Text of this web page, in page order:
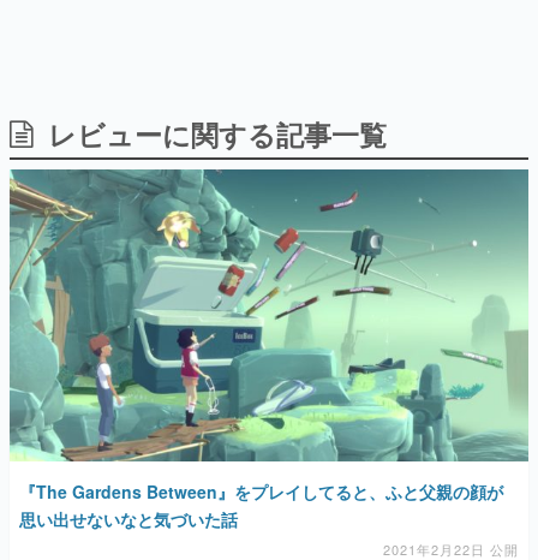
日本のコンテンツ産業やカルチャーに与えた影響を探る企
画です。
日本モバイルゲーム産業史
日本のモバイルゲーム史における主要なトピック・タイト
ルを網羅するほか、開発者へのインタビューや識者による
解説を掲載。約20年の歴史が一望できる決定版！
若ゲのいたり〜ゲームクリエイターの青春〜
『うつヌケ』『ペンと箸』等で知られるマンガ家・田中圭
一先生によるゲーム業界レポートマンガです。
なんでゲームは面白い？
ゲーム開発者・hamatsu氏がゲームの魅力を画面や操作の
具体的な形から解き明かしていく、硬派で骨太な評論連載
です。
ゲームが変えた日本語
「経験値」「裏技」「ラスボス」… ゲームにまつわる言葉
の起源や用法の変遷を、コンピューター文化史研究家・タ
イニーP氏が徹底調査。
レビューに関する記事一覧
『The Gardens Between』をプレイしてると、ふと父親の顔が
思い出せないなと気づいた話
2021年2月22日 公開